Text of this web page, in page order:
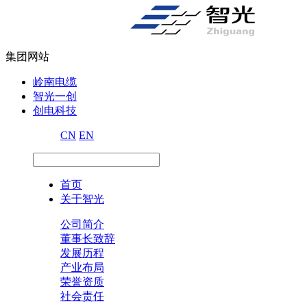
集团网站
岭南电缆
智光一创
创电科技
CN EN
首页
关于智光
公司简介
董事长致辞
发展历程
产业布局
荣誉资质
社会责任